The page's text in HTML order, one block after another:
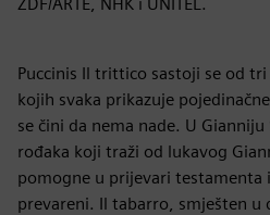
Puccinis Il trittico sastoji se od
kojih svaka prikazuje
se čini da nema nade. U
rođaka koji traži od lukavog
pomogne u prijevari testamenta
prevareni. Il tabarro, smješten u